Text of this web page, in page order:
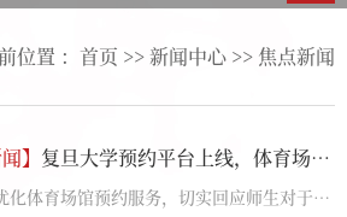
位置 ： 首页 >>新闻中心 >> 焦点新闻
】 复旦大学预约平台上线，体育场馆预约更便捷
为进一步优化体育场馆预约服务，切实回应师生对于体育场馆预约便捷化的迫切需求，近期，信息办会同总务...